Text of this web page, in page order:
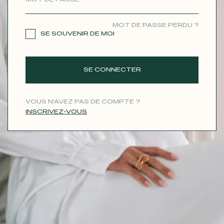
MOT DE PASSE PERDU ?
SE SOUVENIR DE MOI
SE CONNECTER
VOUS N'AVEZ PAS DE COMPTE ?
INSCRIVEZ-VOUS